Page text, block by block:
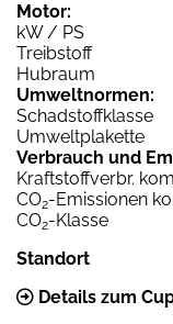
Motor:
kW / PS
Treibstoff
Hubraum
Umweltnormen:
Schadstoffklasse
Umweltplakette
Verbrauch und
Kraftstoffverbr.
CO2-Emissionen
CO2-Klasse
Standort
Details zum